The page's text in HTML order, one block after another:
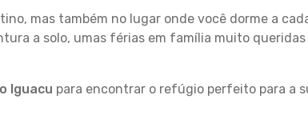
mas também no lugar onde você dorme a
a solo, umas férias em família muito queridas
Iguacu para encontrar o refúgio perfeito para a